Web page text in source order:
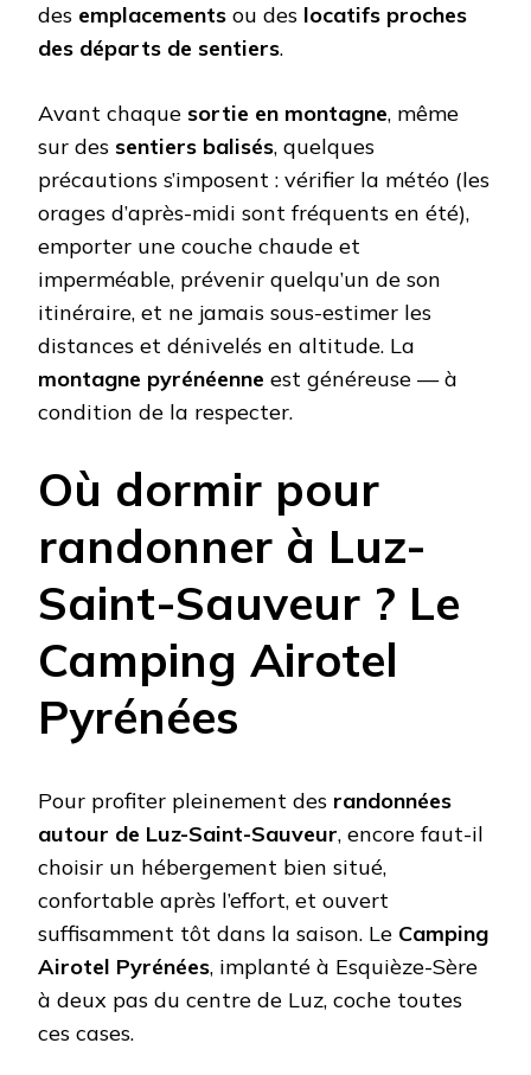
des emplacements ou des locatifs proches
des départs de sentiers.
Avant chaque sortie en montagne, même
sur des sentiers balisés, quelques
précautions s’imposent : vérifier la météo (les
orages d’après-midi sont fréquents en été),
emporter une couche chaude et
imperméable, prévenir quelqu’un de son
itinéraire, et ne jamais sous-estimer les
distances et dénivelés en altitude. La
montagne pyrénéenne est généreuse — à
condition de la respecter.
Où dormir pour
randonner à Luz-
Saint-Sauveur ? Le
Camping Airotel
Pyrénées
Pour profiter pleinement des randonnées
autour de Luz-Saint-Sauveur, encore faut-il
choisir un hébergement bien situé,
confortable après l’effort, et ouvert
suffisamment tôt dans la saison. Le Camping
Airotel Pyrénées, implanté à Esquièze-Sère
à deux pas du centre de Luz, coche toutes
ces cases.